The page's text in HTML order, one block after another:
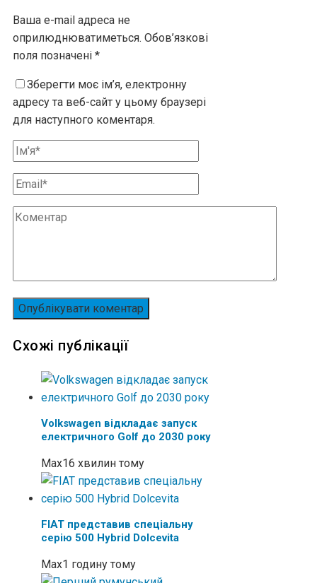
Ваша e-mail адреса не
оприлюднюватиметься. Обов’язкові
поля позначені *
Зберегти моє ім’я, електронну
адресу та веб-сайт у цьому браузері
для наступного коментаря.
Схожі публікації
Volkswagen відкладає запуск
електричного Golf до 2030 року
Max16 хвилин тому
FIAT представив спеціальну
серію 500 Hybrid Dolcevita
Max1 годину тому